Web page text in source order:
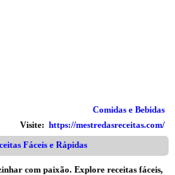
Comidas e Bebidas
Visite: https://mestredasreceitas.com/
Fáceis e Rápidas
com paixão. Explore receitas fáceis,